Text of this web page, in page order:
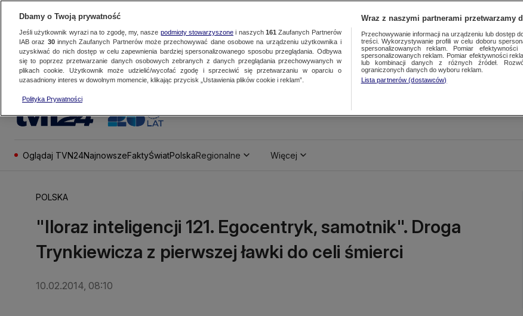
Oglądaj TVN24NajnowszeFaktyŚwiatPolskaRegionalne Więcej
POLSKA
"Iloraz inteligencji 121. Egocentryk, samotnik". Droga
Trynkiewicza z pierwszej ławki do celi śmierci
10.02.2014, 08:10
Dbamy o Twoją prywatność
Jeśli użytkownik wyrazi na to zgodę, my, nasze podmioty stowarzyszonei naszych 161 Zaufanych Partnerów
IAB oraz 30innych Zaufanych Partnerów może przechowywać dane osobowe na urządzeniu użytkownika i
uzyskiwać do nich dostęp w celu zapewnienia bardziej spersonalizowanego sposobu przeglądania. Odbywa
się to poprzez przetwarzanie danych osobowych zebranych z danych przeglądania przechowywanych w
plikach cookie. Użytkownik może udzielić/wycofać zgodę i sprzeciwić się przetwarzaniu w oparciu o
uzasadniony interes w dowolnym momencie, klikając przycisk „Ustawienia plików cookie i reklam”.
Polityka Prywatności
Wraz z naszymi partnerami przetwarzamy
Przechowywanie informacji na urządzeniu lub dostęp
treści. Wykorzystywanie profili w celu doboru
spersonalizowanych reklam. Pomiar
spersonalizowanych reklam. Pomiar efektywności
lub kombinacji danych z różnych źródeł.
ograniczonych danych do wyboru reklam.
Lista partnerów (dostawców)